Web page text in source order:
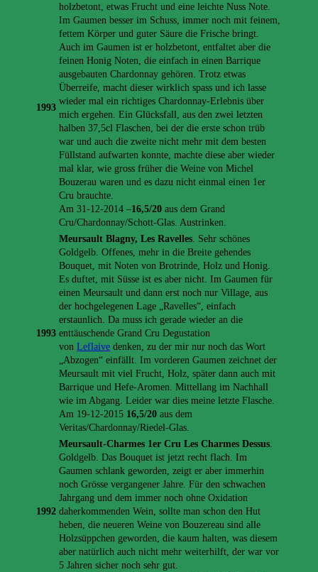
1993
holzbetont, etwas Frucht und eine leichte Nuss Note.
Im Gaumen besser im Schuss, immer noch mit feinem,
fettem Körper und guter Säure die Frische bringt.
Auch im Gaumen ist er holzbetont, entfaltet aber die
feinen Honig Noten, die einfach in einen Barrique
ausgebauten Chardonnay gehören. Trotz etwas
Überreife, macht dieser wirklich spass und ich lasse
wieder mal ein richtiges Chardonnay-Erlebnis über
mich ergehen. Ein Glücksfall, aus den zwei letzten
halben 37,5cl Flaschen, bei der die erste schon trüb
war und auch die zweite nicht mehr mit dem besten
Füllstand aufwarten konnte, machte diese aber wieder
mal klar, wie gross früher die Weine von Michel
Bouzerau waren und es dazu nicht einmal einen 1er
Cru brauchte.
Am 31-12-2014 –16,5/20 aus dem Grand
Cru/Chardonnay/Schott-Glas. Austrinken.
1993
Meursault Blagny, Les Ravelles. Sehr schönes
Goldgelb. Offenes, mehr in die Breite gehendes
Bouquet, mit Noten von Brotrinde, Holz und Honig.
Es duftet, mit Süsse ist es aber nicht. Im Gaumen für
einen Meursault und dann erst noch nur Village, aus
der hochgelegenen Lage „Ravelles“, einfach
erstaunlich. Da muss ich gerade wieder an die
enttäuschende Grand Cru Degustation
von Leflaive denken, zu der mir nur noch das Wort
„Abzogen“ einfällt. Im vorderen Gaumen zeichnet der
Meursault mit viel Frucht, Holz, später dann auch mit
Barrique und Hefe-Aromen. Mittellang im Nachhall
wie im Abgang. Leider war dies meine letzte Flasche.
Am 19-12-2015 16,5/20 aus dem
Veritas/Chardonnay/Riedel-Glas.
1992
Meursault-Charmes 1er Cru Les Charmes Dessus.
Goldgelb. Das Bouquet ist jetzt recht flach. Im
Gaumen schlank geworden, zeigt er aber immerhin
noch Grösse vergangener Jahre. Für den schwachen
Jahrgang und dem immer noch ohne Oxidation
daherkommenden Wein, sollte man schon den Hut
heben, die neueren Weine von Bouzereau sind alle
Holzsüppchen geworden, die kaum halten, was diesem
aber natürlich auch nicht mehr weiterhilft, der war vor
5 Jahren sicher noch sehr gut.